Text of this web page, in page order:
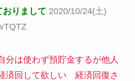
おりまして 2020/10/24(土)
分は使わず預貯金するが他人
済回して欲しい 経済回復さ